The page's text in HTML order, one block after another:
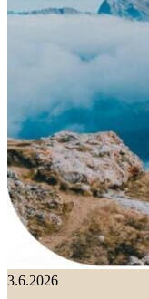
3.6.2026